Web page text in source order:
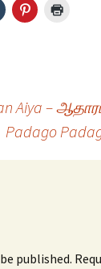
Aiya –
Padago
published.